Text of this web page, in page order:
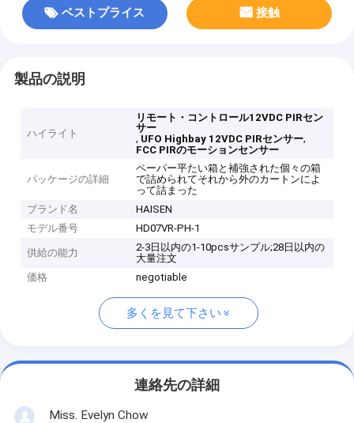
ベストプライス 接触
製品の説明
ハイライト
リモート・コントロール12VDC PIRセン
サー
, UFO Highbay 12VDC PIRセンサー,
FCC PIRのモーションセンサー
パッケージの詳細
ペーパー平たい箱と補強された個々の箱
で詰められてそれから外のカートンによ
って詰まった
ブランド名
HAISEN
モデル番号
HD07VR-PH-1
供給の能力
2-3日以内の1-10pcsサンプル;28日以内の
大量注文
価格
negotiable
多くを見て下さい
連絡先の詳細
Miss. Evelyn Chow